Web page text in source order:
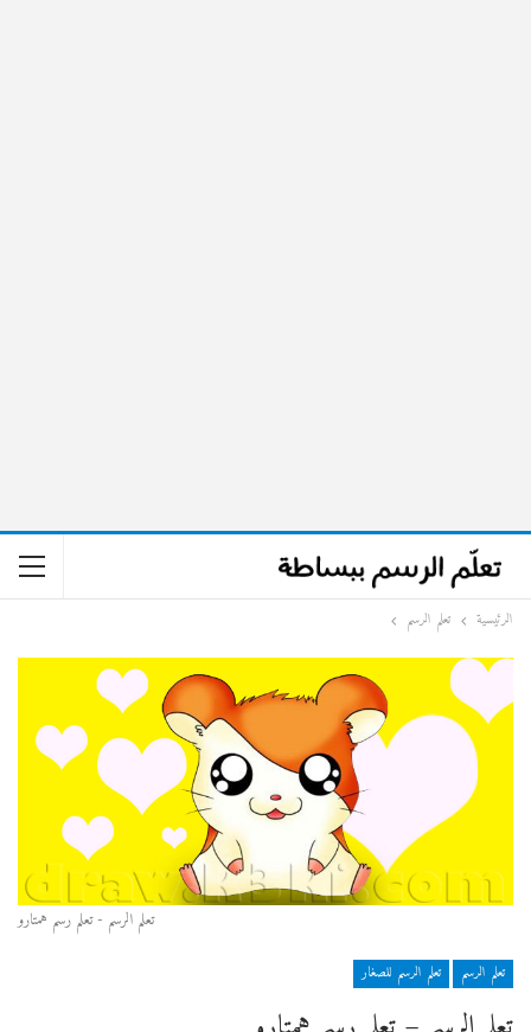
الرئيسية تعلم الرسم
تعلم الرسم - تعلم رسم همتارو
تعلم الرسم تعلم الرسم للصغار